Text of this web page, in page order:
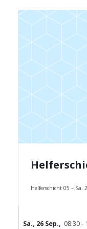
Helferschicht 05 – Sa.
Sa., 26 Sep., 08:30 -